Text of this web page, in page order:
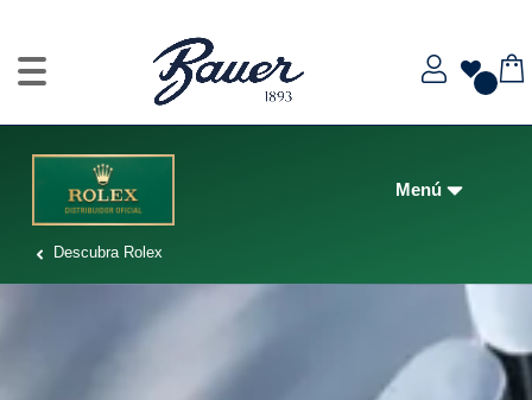
Descubra Rolex